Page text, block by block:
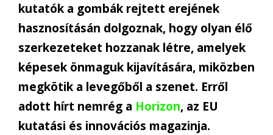
kutatók a gombák rejtett erejének
hasznosításán dolgoznak, hogy olyan élő
szerkezeteket hozzanak létre, amelyek
képesek önmaguk kijavítására, miközben
megkötik a levegőből a szenet. Erről
adott hírt nemrég a Horizon, az EU
kutatási és innovációs magazinja.